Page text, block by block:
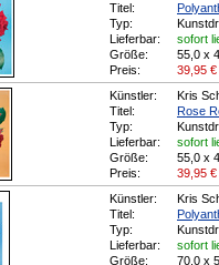
Titel:
Typ:
Lieferbar:
sofort
Größe:
55,0 x
Preis:
39,95 €
Künstler:
Kris
Titel:
Rose
Typ:
Lieferbar:
sofort
Größe:
55,0 x
Preis:
39,95 €
Künstler:
Kris
Titel:
Typ:
Lieferbar:
sofort
Größe:
70,0 x